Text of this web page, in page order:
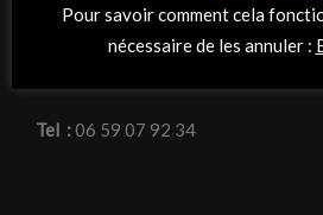
La Peña Flamenca « Planta tacón »
Espace de la Morvandière, 23 rue
Tel :06 59 07 92 34
Pour savoir comment cela
nécessaire de les annuler :